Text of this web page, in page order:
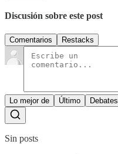
Discusión sobre este post
Comentarios Restacks
Lo mejor de Último Debates
Sin posts